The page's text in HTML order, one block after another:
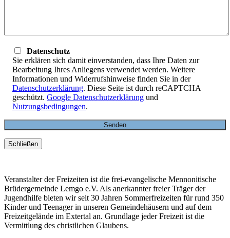
Datenschutz
Sie erklären sich damit einverstanden, dass Ihre Daten zur
Bearbeitung Ihres Anliegens verwendet werden. Weitere
Informationen und Widerrufshinweise finden Sie in der
Datenschutzerklärung. Diese Seite ist durch reCAPTCHA
geschützt. Google Datenschutzerklärung und
Nutzungsbedingungen.
Schließen
Veranstalter der Freizeiten ist die frei-evangelische Mennonitische
Brüdergemeinde Lemgo e.V. Als anerkannter freier Träger der
Jugendhilfe bieten wir seit 30 Jahren Sommerfreizeiten für rund 350
Kinder und Teenager in unseren Gemeindehäusern und auf dem
Freizeitgelände im Extertal an. Grundlage jeder Freizeit ist die
Vermittlung des christlichen Glaubens.